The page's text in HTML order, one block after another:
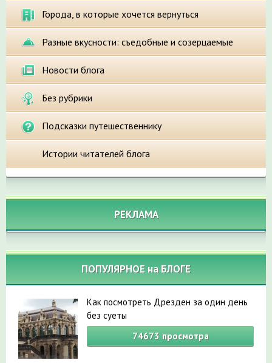
Города, в которые хочется вернуться
Разные вкусности: съедобные и созерцаемые
Новости блога
Без рубрики
Подсказки путешественнику
Истории читателей блога
РЕКЛАМА
ПОПУЛЯРНОЕ на БЛОГЕ
Как посмотреть Дрезден за один день
без суеты
74673 просмотра